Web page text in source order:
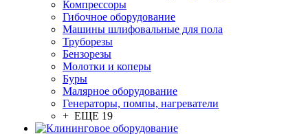
Компрессоры
Гибочное оборудование
Машины шлифовальные для пола
Труборезы
Бензорезы
Молотки и коперы
Буры
Малярное оборудование
Генераторы, помпы, нагреватели
+ ЕЩЕ 19